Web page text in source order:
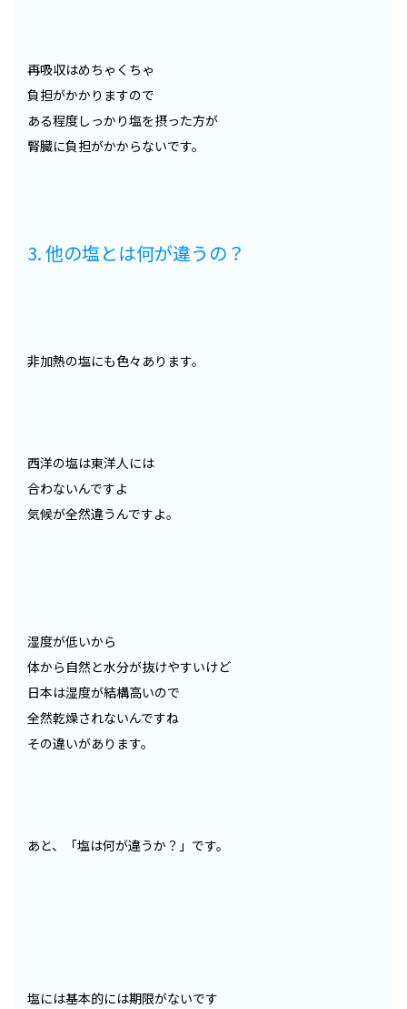
再吸収はめちゃくちゃ
負担がかかりますので
ある程度しっかり塩を摂った方が
腎臓に負担がかからないです。
3. 他の塩とは何が違うの？
非加熱の塩にも色々あります。
西洋の塩は東洋人には
合わないんですよ
気候が全然違うんですよ。
湿度が低いから
体から自然と水分が抜けやすいけど
日本は湿度が結構高いので
全然乾燥されないんですね
その違いがあります。
あと、「塩は何が違うか？」です。
塩には基本的には期限がないです